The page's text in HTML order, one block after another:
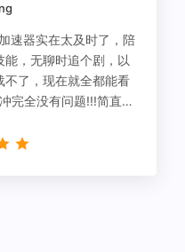
速器实在太及时了，陪
，无聊时追个剧，以
不了，现在就全都能看
完全没有问题!!!简直救